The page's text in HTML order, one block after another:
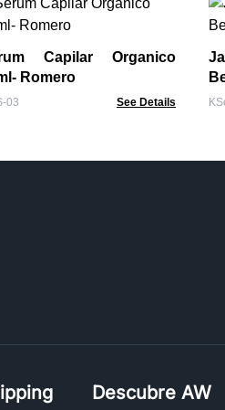
Capilar Organico
Romero
03 See Details
Descubre AW